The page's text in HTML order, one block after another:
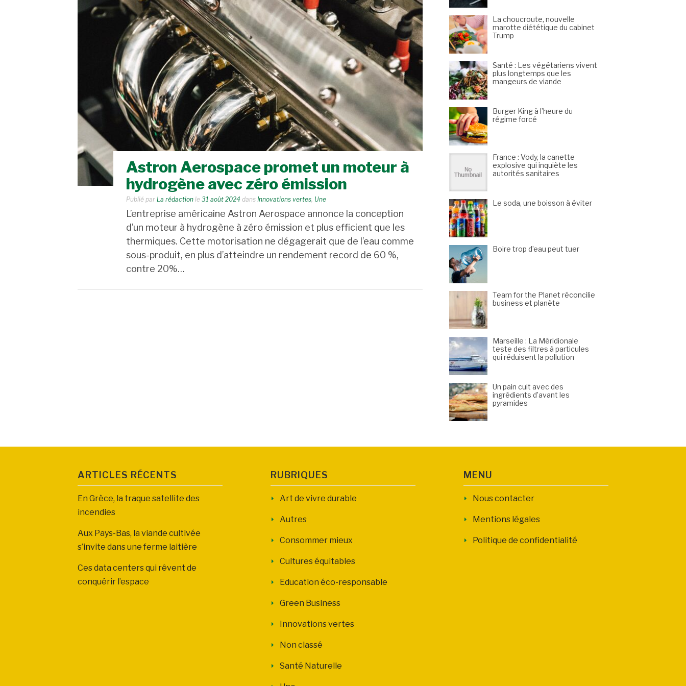
Astron Aerospace promet un moteur à
hydrogène avec zéro émission
Publié par La rédaction le 31 août 2024 dans Innovations vertes, Une
L’entreprise américaine Astron Aerospace annonce la conception
d’un moteur à hydrogène à zéro émission et plus efficient que les
thermiques. Cette motorisation ne dégagerait que de l’eau comme
sous-produit, en plus d’atteindre un rendement record de 60 %,
contre 20%…
La choucroute, nouvelle
marotte diététique du cabinet
Trump
Santé : Les végétariens vivent
plus longtemps que les
mangeurs de viande
Burger King à l’heure du
régime forcé
France : Vody, la canette
explosive qui inquiète les
autorités sanitaires
Le soda, une boisson à éviter
Boire trop d’eau peut tuer
Team for the Planet réconcilie
business et planète
Marseille : La Méridionale
teste des filtres à particules
qui réduisent la pollution
Un pain cuit avec des
ingrédients d’avant les
pyramides
ARTICLES RÉCENTS
En Grèce, la traque satellite des
incendies
Aux Pays-Bas, la viande cultivée
s’invite dans une ferme laitière
Ces data centers qui rêvent de
conquérir l’espace
RUBRIQUES
Art de vivre durable
Autres
Consommer mieux
Cultures équitables
Education éco-responsable
Green Business
Innovations vertes
Non classé
Santé Naturelle
MENU
Nous contacter
Mentions légales
Politique de confidentialité